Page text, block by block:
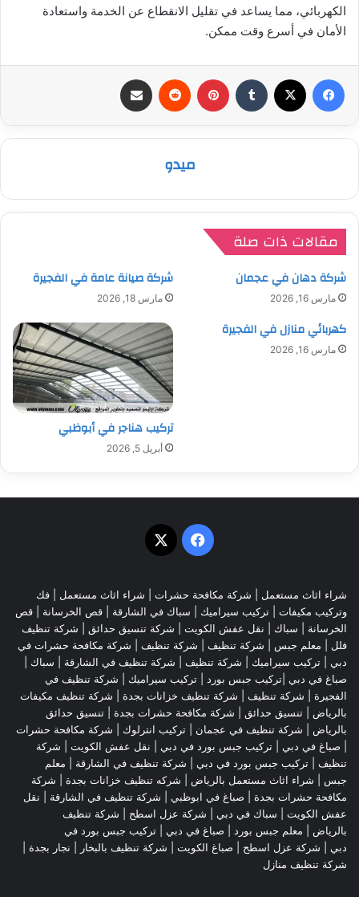
الكهربائي، مما يساعد في تقليل الانقطاع عن الخدمة واستعادة
الأمان في أسرع وقت ممكن.
فيسبوك بينتيريست
ميدو
مقالات ذات صلة
شركة دهان في عجمان
مارس 16, 2026
شركة صيانة عامة في الفجيرة
مارس 18, 2026
كهربائي منازل في الفجيرة
مارس 16, 2026
تركيب هناجر في أبوظبي
أبريل 5, 2026
فيسبوك
‫X
شراء اثاث مستعمل شركة مكافحة حشرات شراء اثاث مستعمل
فك
وتركيب مكيفات | تركيب سيراميك | سباك في الشارقة قص الخرسانة | قص
الخرسانة | سباك نقل عفش الكويت شركة تنسيق حدائق
شركة تنظيف
فلل
معلم جبس شركة تنظيف شركة تنظيف
شركة مكافحة حشرات في
دبي
تركيب سيراميك شركة تنظيف شركة تنظيف في الشارقة | سباك |
صباغ في دبي |تركيب جبس بورد | تركيب سيراميك
شركة تنظيف في
الفجيرة
شركة تنظيف شركة تنظيف خزانات بجدة
شركة تنظيف مكيفات
بالرياض
تنسيق حدائق شركة مكافحة حشرات بجدة
تنسيق حدائق
بالرياض
شركة تنظيف في عجمان | تركيب انترلوك | شركة مكافحة حشرات
صباغ في دبي تركيب جبس بورد في دبي نقل عفش الكويت
شركة
تنظيف
تركيب جبس بورد في دبي شركة تنظيف في الشارقة
معلم
جبس
شراء اثاث مستعمل بالرياض شركه تنظيف خزانات بجدة
شركة
مكافحة حشرات بجدة
صباغ في ابوظبي شركة تنظيف في الشارقة
نقل
عفش الكويت | سباك في دبي | شركة عزل اسطح
شركة تنظيف
بالرياض
معلم جبس بورد صباغ في دبي
تركيب جبس بورد في
دبي
شركة عزل اسطح صباغ الكويت شركة تنظيف بالبخار نجار بجدة
شركة تنظيف منازل